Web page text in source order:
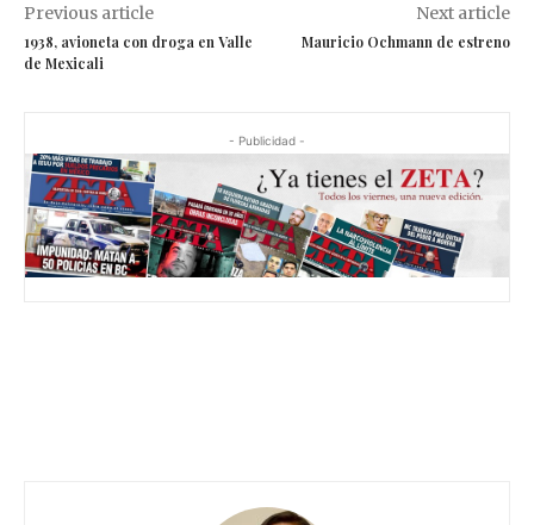
Previous article
1938, avioneta con droga en Valle
de Mexicali
Next article
Mauricio Ochmann de estreno
- Publicidad -